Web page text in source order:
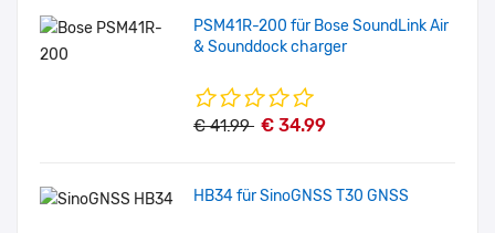
PSM41R-200 für Bose SoundLink Air
& Sounddock charger
€ 41.99 € 34.99
HB34 für SinoGNSS T30 GNSS